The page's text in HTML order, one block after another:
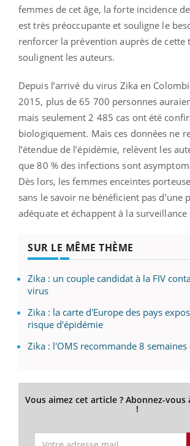
femmes de cet âge, la forte incidence
est très préoccupante et souligne le
renforcer la prévention auprès de cette
soulignent les auteurs.
Depuis l’arrivé du virus Zika en
2015, plus de 65 700 personnes
mais seulement 2 485 cas ont été
biologiquement. Mais ces données ne
l’étendue de l’épidémie, relèvent les
que 80 % des infections sont
Dès lors, les femmes enceintes
sans le savoir ne bénéficient pas d’une
adéquate et échappent à la surveillance
SUR LE MÊME THÈME
Zika : un couple candidat à la FIV
virus
Zika : la carte d'Europe des pays
risque d'épidémie
Zika : l'OMS recommande 8
Vous aimez cet article ? Abonnez-
!